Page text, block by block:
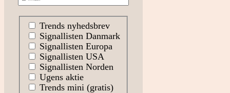
Trends nyhedsbrev
Signallisten Danmark
Signallisten Europa
Signallisten USA
Signallisten Norden
Ugens aktie
Trends mini (gratis)